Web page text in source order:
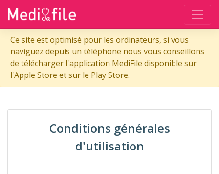
Ce site est optimisé pour les ordinateurs, si vous
naviguez depuis un téléphone nous vous conseillons
de télécharger l'application MediFile disponible sur
l'Apple Store et sur le Play Store.
Conditions générales
d'utilisation